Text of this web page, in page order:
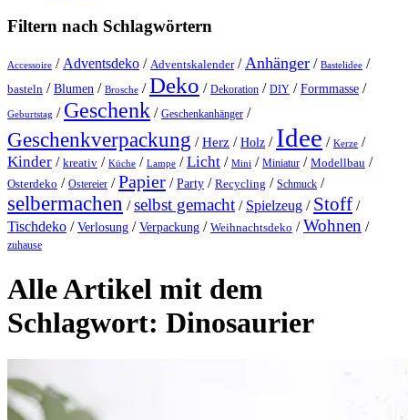
Filtern nach Schlagwörtern
Accessoire / Adventsdeko / Adventskalender/Anhänger / Bastelidee /
basteln /Blumen / Brosche /Deko / Dekoration / DIY /Formmasse /
Geburtstag / Geschenk / Geschenkanhänger /
Geschenkverpackung /Herz /Holz / Idee / Kerze /
Kinder / kreativ / Küche / Lampe /Licht / Mini / Miniatur / Modellbau /
Osterdeko / Ostereier /Papier /Party / Recycling / Schmuck /
selbermachen /selbst gemacht / Spielzeug / Stoff /
Tischdeko /Verlosung /Verpackung / Weihnachtsdeko /Wohnen /
zuhause
Alle Artikel mit dem
Schlagwort: Dinosaurier